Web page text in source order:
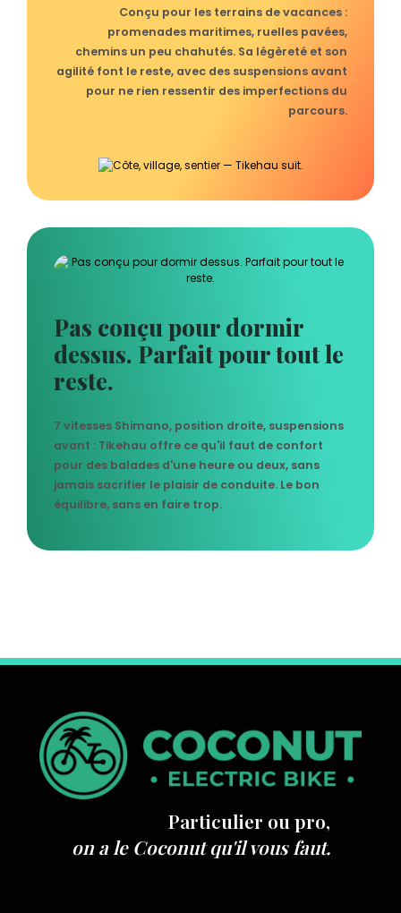
Conçu pour les terrains de vacances :
promenades maritimes, ruelles pavées,
chemins un peu chahutés. Sa légèreté et son
agilité font le reste, avec des suspensions avant
pour ne rien ressentir des imperfections du
parcours.
Pas conçu pour dormir
dessus. Parfait pour tout le
reste.
7 vitesses Shimano, position droite, suspensions
avant : Tikehau offre ce qu'il faut de confort
pour des balades d'une heure ou deux, sans
jamais sacrifier le plaisir de conduite. Le bon
équilibre, sans en faire trop.
Particulier ou pro,
on a le Coconut qu'il vous faut.